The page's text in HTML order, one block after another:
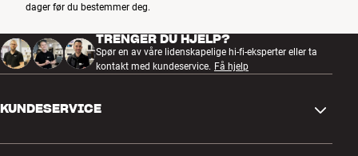
dager før du bestemmer deg.
TRENGER DU HJELP?
Spør en av våre lidenskapelige hi-fi-eksperter eller ta
kontakt med kundeservice. Få hjelp
KUNDESERVICE